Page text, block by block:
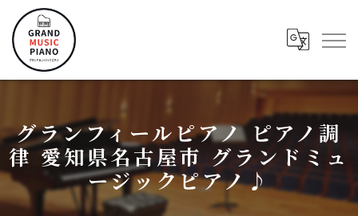
グランフィールピアノ ピアノ調
律 愛知県名古屋市 グランドミュ
ージックピアノ♪